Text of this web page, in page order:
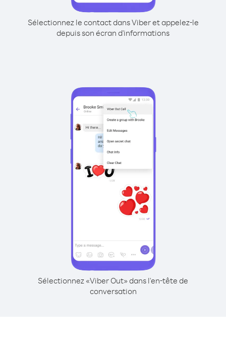
Sélectionnez le contact dans Viber et appelez-le
depuis son écran d'informations
Sélectionnez «Viber Out» dans l'en-tête de
conversation